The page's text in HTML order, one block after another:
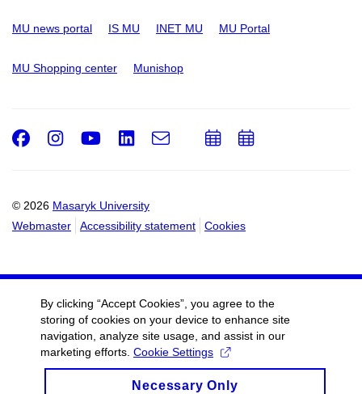
MU news portal IS MU INET MU MU Portal
MU Shopping center Munishop
© 2026 Masaryk University
Webmaster
Accessibility statement Cookies
Facebook
Instagram
Youtube
LinkedIn
e-
AddAdd
By clicking “Accept Cookies”, you agree to the
storing of cookies on your device to enhance site
navigation, analyze site usage, and assist in our
marketing efforts. Cookie Settings
Necessary Only